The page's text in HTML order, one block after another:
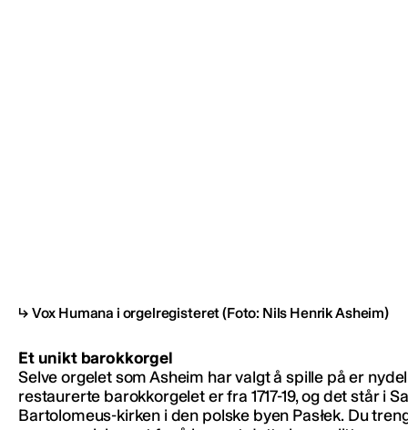
Vox Humana i orgelregisteret(Foto: Nils Henrik Asheim)
Et unikt barokkorgel
Selve orgelet som Asheim har valgt å spille på er
restaurerte barokkorgelet er fra 1717-19, og det står i
Bartolomeus-kirken i den polske byen Pasłek. Du